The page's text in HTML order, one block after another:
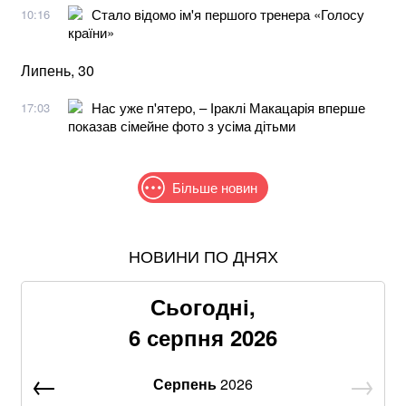
10:16
Стало відомо ім'я першого тренера «Голосу
країни»
Липень, 30
17:03
Нас уже п'ятеро, – Іраклі Макацарія вперше
показав сімейне фото з усіма дітьми
Більше новин
Жодної ракети збити не вдалося: у ПС розповіли
Пенсіонерам доплатять за стаж: хто отримає по 519
Знищені печі, склади та роки роботи: що
НОВИНИ ПО ДНЯХ
Сьогодні,
6 серпня 2026
Серпень2026